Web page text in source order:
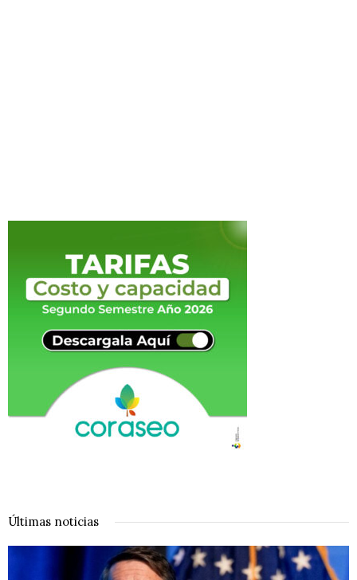
Últimas noticias